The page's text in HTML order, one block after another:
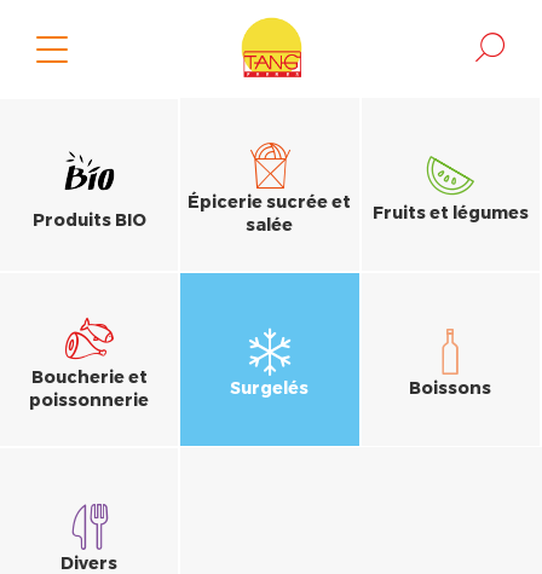
Produits BIO
Épicerie sucrée et
salée
Fruits et légumes
Boucherie et
poissonnerie
Surgelés Boissons
Divers